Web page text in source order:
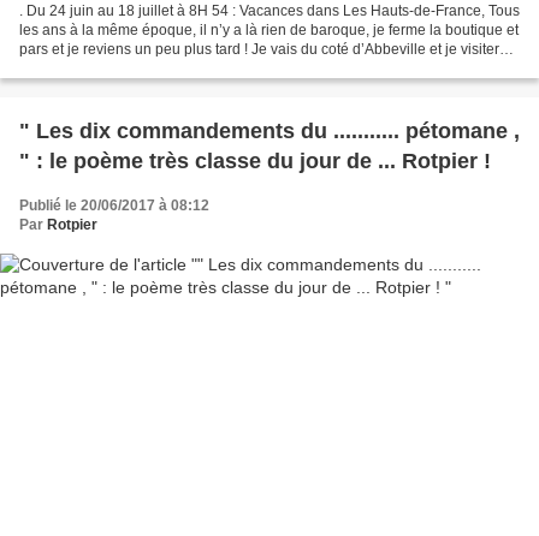
. Du 24 juin au 18 juillet à 8H 54 : Vacances dans Les Hauts-de-France, Tous
les ans à la même époque, il n’y a là rien de baroque, je ferme la boutique et
pars et je reviens un peu plus tard ! Je vais du coté d’Abbeville et je visiterais
" Les dix commandements du ........... pétomane ,
" : le poème très classe du jour de ... Rotpier !
Publié le 20/06/2017 à 08:12
Par Rotpier